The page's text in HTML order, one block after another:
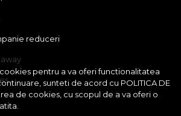
pentru a va oferi functionalitatea
sunteti de acord cu POLITICA DE
de cookies, cu scopul de a va oferi o
reduceri